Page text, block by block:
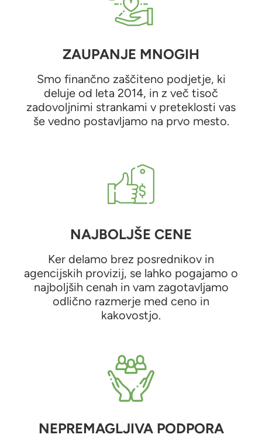
ZAUPANJE MNOGIH
Smo finančno zaščiteno podjetje, ki
deluje od leta 2014, in z več tisoč
zadovoljnimi strankami v preteklosti vas
še vedno postavljamo na prvo mesto.
NAJBOLJŠE CENE
Ker delamo brez posrednikov in
agencijskih provizij, se lahko pogajamo o
najboljših cenah in vam zagotavljamo
odlično razmerje med ceno in
kakovostjo.
NEPREMAGLJIVA PODPORA